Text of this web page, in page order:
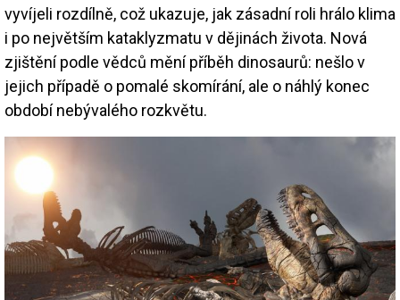
vyvíjeli rozdílně, což ukazuje, jak zásadní roli hrálo klima
i po největším kataklyzmatu v dějinách života. Nová
zjištění podle vědců mění příběh dinosaurů: nešlo v
jejich případě o pomalé skomírání, ale o náhlý konec
období nebývalého rozkvětu.
Image